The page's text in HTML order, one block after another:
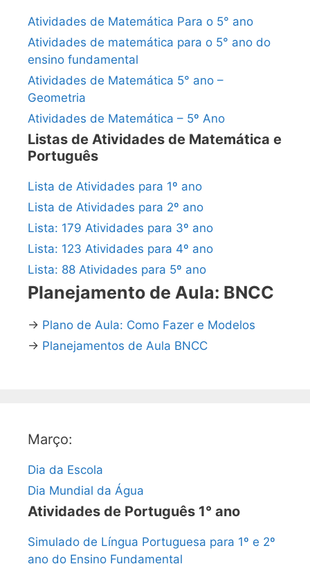
Atividades de Matemática Para o 5° ano
Atividades de matemática para o 5° ano do
ensino fundamental
Atividades de Matemática 5° ano –
Geometria
Atividades de Matemática – 5º Ano
Listas de Atividades de Matemática e
Português
Lista de Atividades para 1º ano
Lista de Atividades para 2º ano
Lista: 179 Atividades para 3º ano
Lista: 123 Atividades para 4º ano
Lista: 88 Atividades para 5º ano
Planejamento de Aula: BNCC
→ Plano de Aula: Como Fazer e Modelos
→ Planejamentos de Aula BNCC
Março:
Dia da Escola
Dia Mundial da Água
Atividades de Português 1° ano
Simulado de Língua Portuguesa para 1º e 2º
ano do Ensino Fundamental